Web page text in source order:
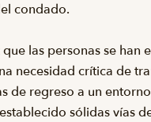
condado.
que las personas se han
necesidad crítica de
de regreso a un
sólidas vías